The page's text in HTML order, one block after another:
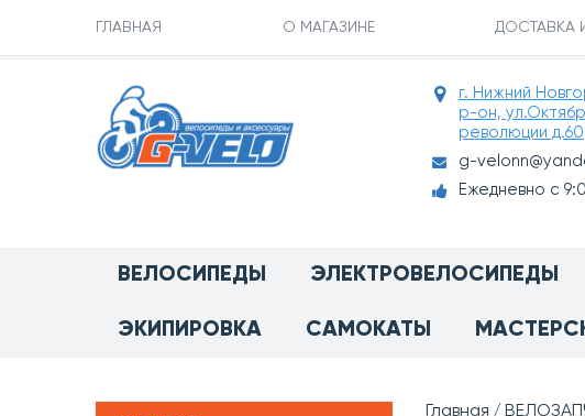
ГЛАВНАЯ О МАГАЗИНЕ ДОСТАВКА
г. Нижний
р-он,
революции д.60
g-
Ежедневно с
ВЕЛОСИПЕДЫ ЭЛЕКТРОВЕЛОСИПЕДЫ
ЭКИПИРОВКА САМОКАТЫ
Главная